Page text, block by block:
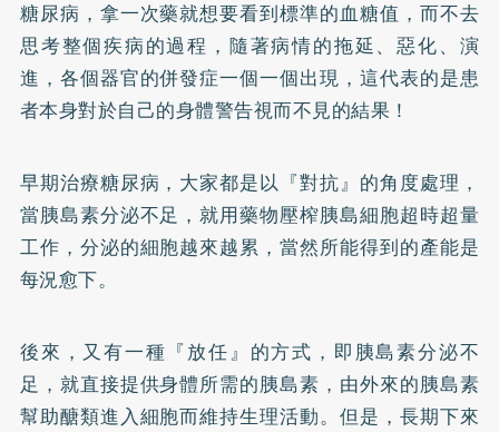
糖尿病，拿一次藥就想要看到標準的血糖值，而不去
思考整個疾病的過程，隨著病情的拖延、惡化、演
進，各個器官的併發症一個一個出現，這代表的是患
者本身對於自己的身體警告視而不見的結果！
早期治療糖尿病，大家都是以『對抗』的角度處理，
當胰島素分泌不足，就用藥物壓榨胰島細胞超時超量
工作，分泌的細胞越來越累，當然所能得到的產能是
每況愈下。
後來，又有一種『放任』的方式，即胰島素分泌不
足，就直接提供身體所需的胰島素，由外來的胰島素
幫助醣類進入細胞而維持生理活動。但是，長期下來